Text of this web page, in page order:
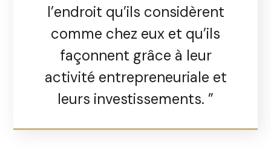
l’endroit qu’ils considèrent
comme chez eux et qu’ils
façonnent grâce à leur
activité entrepreneuriale et
leurs investissements. ”